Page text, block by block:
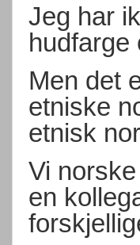
Jeg har
hudfarge
Men det
etniske
etnisk
Vi
en